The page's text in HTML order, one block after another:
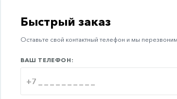
Быстрый заказ
Оставьте свой контактный телефон и мы
ВАШ ТЕЛЕФОН: